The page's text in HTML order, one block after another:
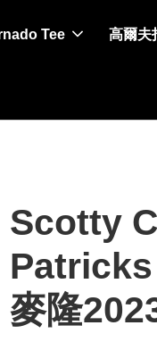
Tee 高爾夫
Scotty
麥隆